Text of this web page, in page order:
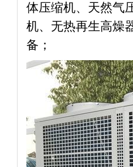
体压缩机、天然气
机、无热再生高燥
备；